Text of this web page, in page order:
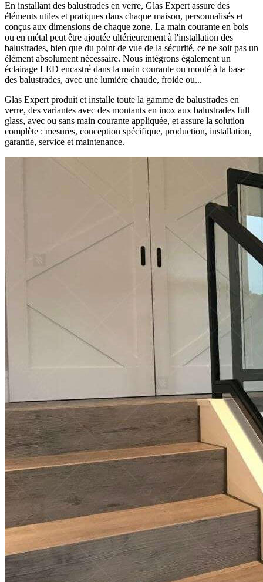
En installant des balustrades en verre, Glas Expert assure des
éléments utiles et pratiques dans chaque maison, personnalisés et
conçus aux dimensions de chaque zone. La main courante en bois
ou en métal peut être ajoutée ultérieurement à l'installation des
balustrades, bien que du point de vue de la sécurité, ce ne soit pas un
élément absolument nécessaire. Nous intégrons également un
éclairage LED encastré dans la main courante ou monté à la base
des balustrades, avec une lumière chaude, froide ou...
Glas Expert produit et installe toute la gamme de balustrades en
verre, des variantes avec des montants en inox aux balustrades full
glass, avec ou sans main courante appliquée, et assure la solution
complète : mesures, conception spécifique, production, installation,
garantie, service et maintenance.